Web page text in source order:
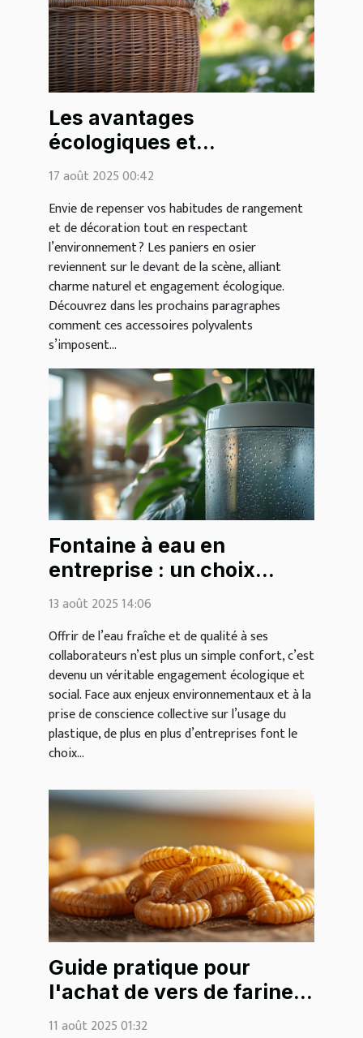
Les avantages
écologiques et
esthétiques des paniers
17 août 2025 00:42
Envie de repenser vos habitudes de rangement
et de décoration tout en respectant
l’environnement ? Les paniers en osier
reviennent sur le devant de la scène, alliant
charme naturel et engagement écologique.
Découvrez dans les prochains paragraphes
comment ces accessoires polyvalents
s’imposent...
Fontaine à eau en
entreprise : un choix
écologique et bénéfique
13 août 2025 14:06
Offrir de l’eau fraîche et de qualité à ses
collaborateurs n’est plus un simple confort, c’est
devenu un véritable engagement écologique et
social. Face aux enjeux environnementaux et à la
prise de conscience collective sur l’usage du
plastique, de plus en plus d’entreprises font le
choix...
Guide pratique pour
l'achat de vers de farine
séchés pour les poules
11 août 2025 01:32